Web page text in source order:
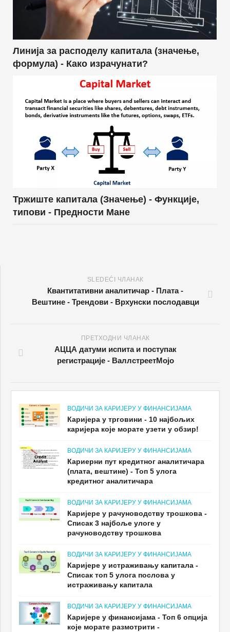
Линија за расподелу капитала (значење,
формула) - Како израчунати?
Тржиште капитала (Значење) - Функције,
типови - Предности Мане
SLEDEĆI ЧЛАНАК
Квантитативни аналитичар - Плата -
Вештине - Трендови - Врхунски послодавци
ПРЕТХОДНИ ЧЛАНАК
АЦЦА датуми испита и поступак
регистрације - ВаллстреетМојо
ВОДИЧИ ЗА КАРИЈЕРУ У ФИНАНСИЈАМА
Каријера у трговини - 10 најбољих
каријера које морате узети у обзир!
ВОДИЧИ ЗА КАРИЈЕРУ У ФИНАНСИЈАМА
Кариерни пут кредитног аналитичара
(плата, вештине) - Топ 5 улога
кредитног аналитичара
ВОДИЧИ ЗА КАРИЈЕРУ У ФИНАНСИЈАМА
Каријере у рачуноводству трошкова -
Списак 3 најбоље улоге у
рачуноводству трошкова
ВОДИЧИ ЗА КАРИЈЕРУ У ФИНАНСИЈАМА
Каријере у истраживању капитала -
Списак топ 5 улога послова у
истраживању капитала
ВОДИЧИ ЗА КАРИЈЕРУ У ФИНАНСИЈАМА
Каријере у финансијама - Топ 6 опција
које морате размотрити -